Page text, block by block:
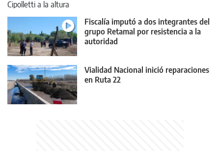
Fiscalía imputó a dos integrantes del
grupo Retamal por resistencia a la
autoridad
Vialidad Nacional inició reparaciones
en Ruta 22